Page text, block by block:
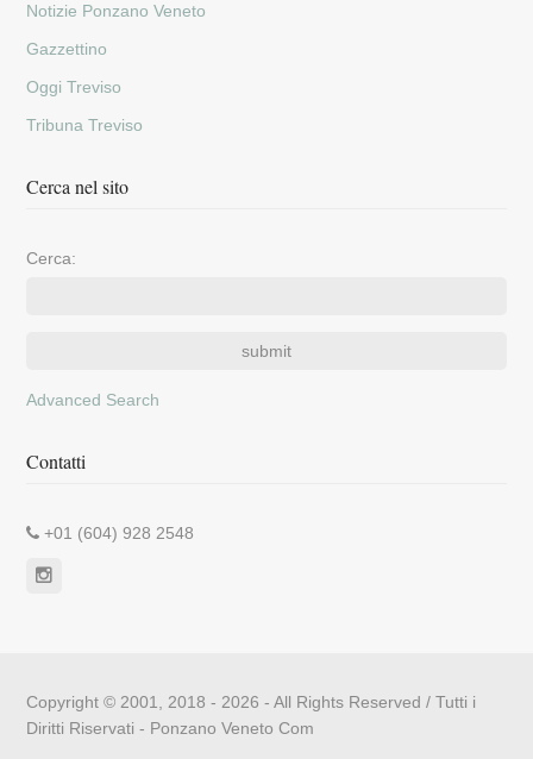
Notizie Ponzano Veneto
Gazzettino
Oggi Treviso
Tribuna Treviso
Cerca nel sito
Cerca:
Advanced Search
Contatti
+01 (604) 928 2548
Copyright © 2001, 2018 - 2026 - All Rights Reserved / Tutti i
Diritti Riservati - Ponzano Veneto Com